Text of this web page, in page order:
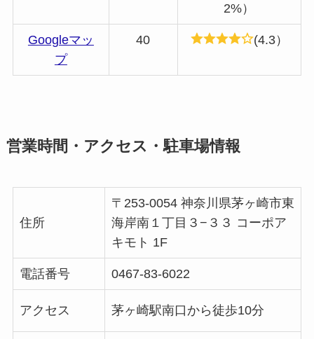
2%）
Googleマッ
プ
40 (4.3）
営業時間・アクセス・駐車場情報
住所
〒253-0054 神奈川県茅ヶ崎市東
海岸南１丁目３−３３ コーポア
キモト 1F
電話番号 0467-83-6022
アクセス 茅ヶ崎駅南口から徒歩10分